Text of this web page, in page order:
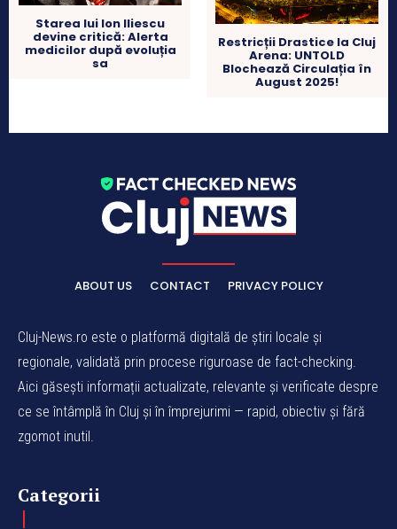
Starea lui Ion Iliescu
devine critică: Alerta
medicilor după evoluția
sa
Restricții Drastice la Cluj
Arena: UNTOLD
Blochează Circulația în
August 2025!
ABOUT US CONTACT PRIVACY POLICY
Cluj-News.ro este o platformă digitală de știri locale și
regionale, validată prin procese riguroase de fact-checking.
Aici găsești informații actualizate, relevante și verificate despre
ce se întâmplă în Cluj și în împrejurimi — rapid, obiectiv și fără
zgomot inutil.
Categorii